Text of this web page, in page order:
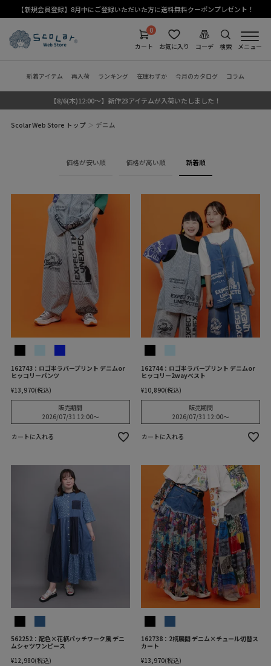
【新規会員登録】8月中にご登録いただいた方に送料無料クーポンプレゼント！
検索
コーデ
お気に入り
0
カート
メニュー
新着アイテム 再入荷 ランキング 在庫わずか 今月のカタログ コラム
【8/6(木)12:00～】新作23アイテムが入荷いたしました！
Scolar Web Store トップ デニム
価格が安い順 価格が高い順 新着順
162743：ロゴ半ラバープリント デニムor
ヒッコリーパンツ
¥13,970 税込
販売期間
2026/07/31 12:00〜
カートに入れる
162744：ロゴ半ラバープリント デニムor
ヒッコリー2wayベスト
¥10,890 税込
販売期間
2026/07/31 12:00〜
カートに入れる
562252：配色×花柄パッチワーク風 デニ
ムシャツワンピース
¥12,980 税込
162738：2柄展開 デニム×チュール切替ス
カート
¥13,970 税込